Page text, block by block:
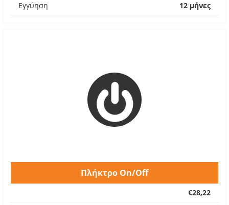
Εγγύηση
12 μήνες
Πλήκτρο On/Off
€28,22